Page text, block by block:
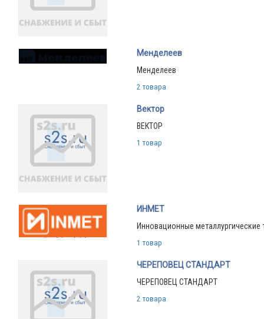
Менделеев
Менделеев
2 товара
Вектор
ВЕКТОР
1 товар
ИНМЕТ
Инновационные металлургические
1 товар
ЧЕРЕПОВЕЦ СТАНДАРТ
ЧЕРЕПОВЕЦ СТАНДАРТ
2 товара